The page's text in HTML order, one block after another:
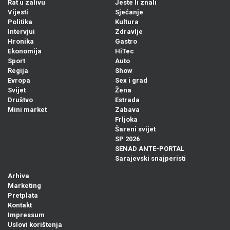
Rat u zalivu
Vijesti
Politika
Intervjui
Hronika
Ekonomija
Sport
Regija
Evropa
Svijet
Društvo
Mini market
Jeste li znali
Sjećanje
Kultura
Zdravlje
Gastro
HiTec
Auto
Show
Sex i grad
Žena
Estrada
Zabava
Frljoka
Šareni svijet
SP 2026
SENAD ANTE-PORTAL
Sarajevski snajperisti
Arhiva
Marketing
Pretplata
Kontakt
Impressum
Uslovi korištenja